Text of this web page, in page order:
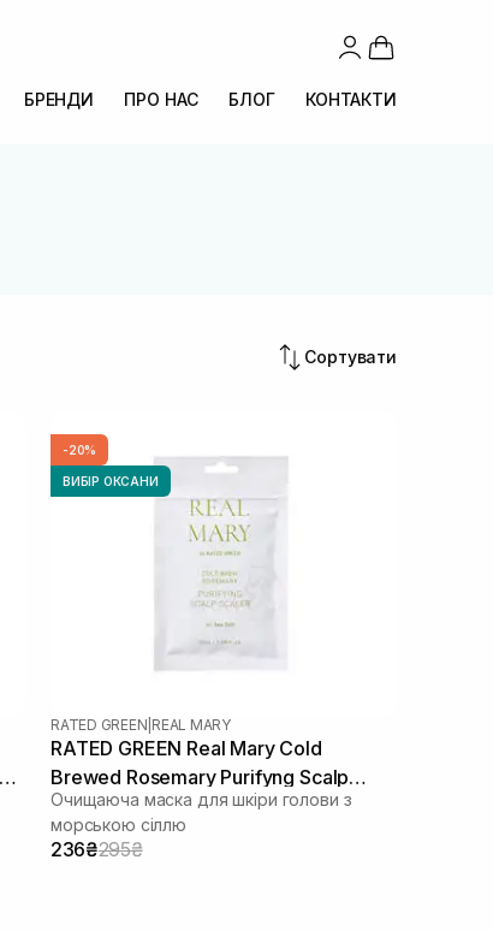
БРЕНДИ ПРО НАС БЛОГ КОНТАКТИ
Сортувати
-20%
ВИБІР ОКСАНИ
RATED GREEN REAL MARY
RATED GREEN Real Mary Cold
Brewed Rosemary Purifyng Scalp
Scaler 50 мл
Очищаюча маска для шкіри голови з
морською сіллю
236₴295₴